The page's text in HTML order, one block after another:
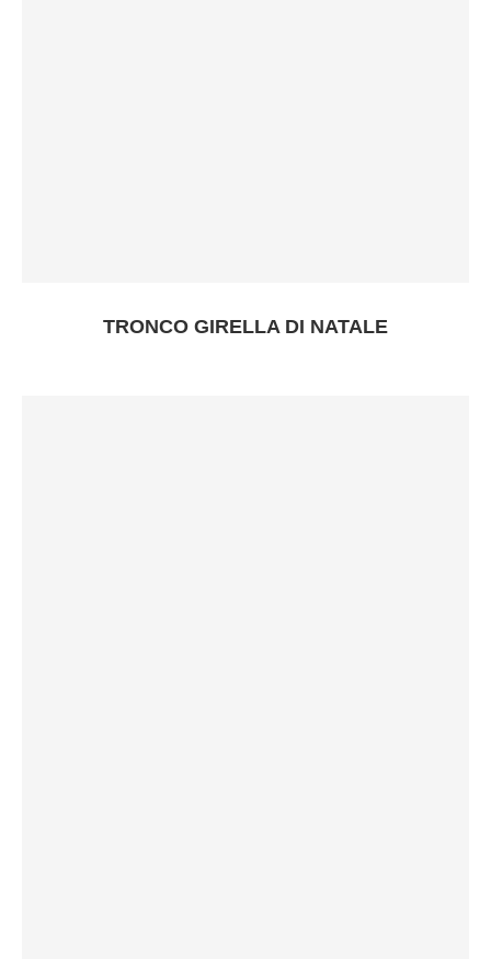
TRONCO GIRELLA DI NATALE